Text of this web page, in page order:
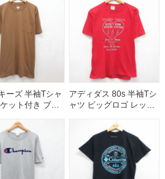
ーズ 半袖Tシャ
ット付き ブラ
アディダス 80s 半袖Tシ
ャツ ビッグロゴ レッド